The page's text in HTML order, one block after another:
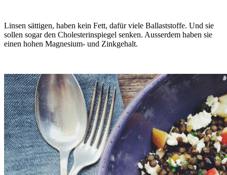
Linsen sättigen, haben kein Fett, dafür viele Ballaststoffe. Und sie
sollen sogar den Cholesterinspiegel senken. Ausserdem haben sie
einen hohen Magnesium- und Zinkgehalt.